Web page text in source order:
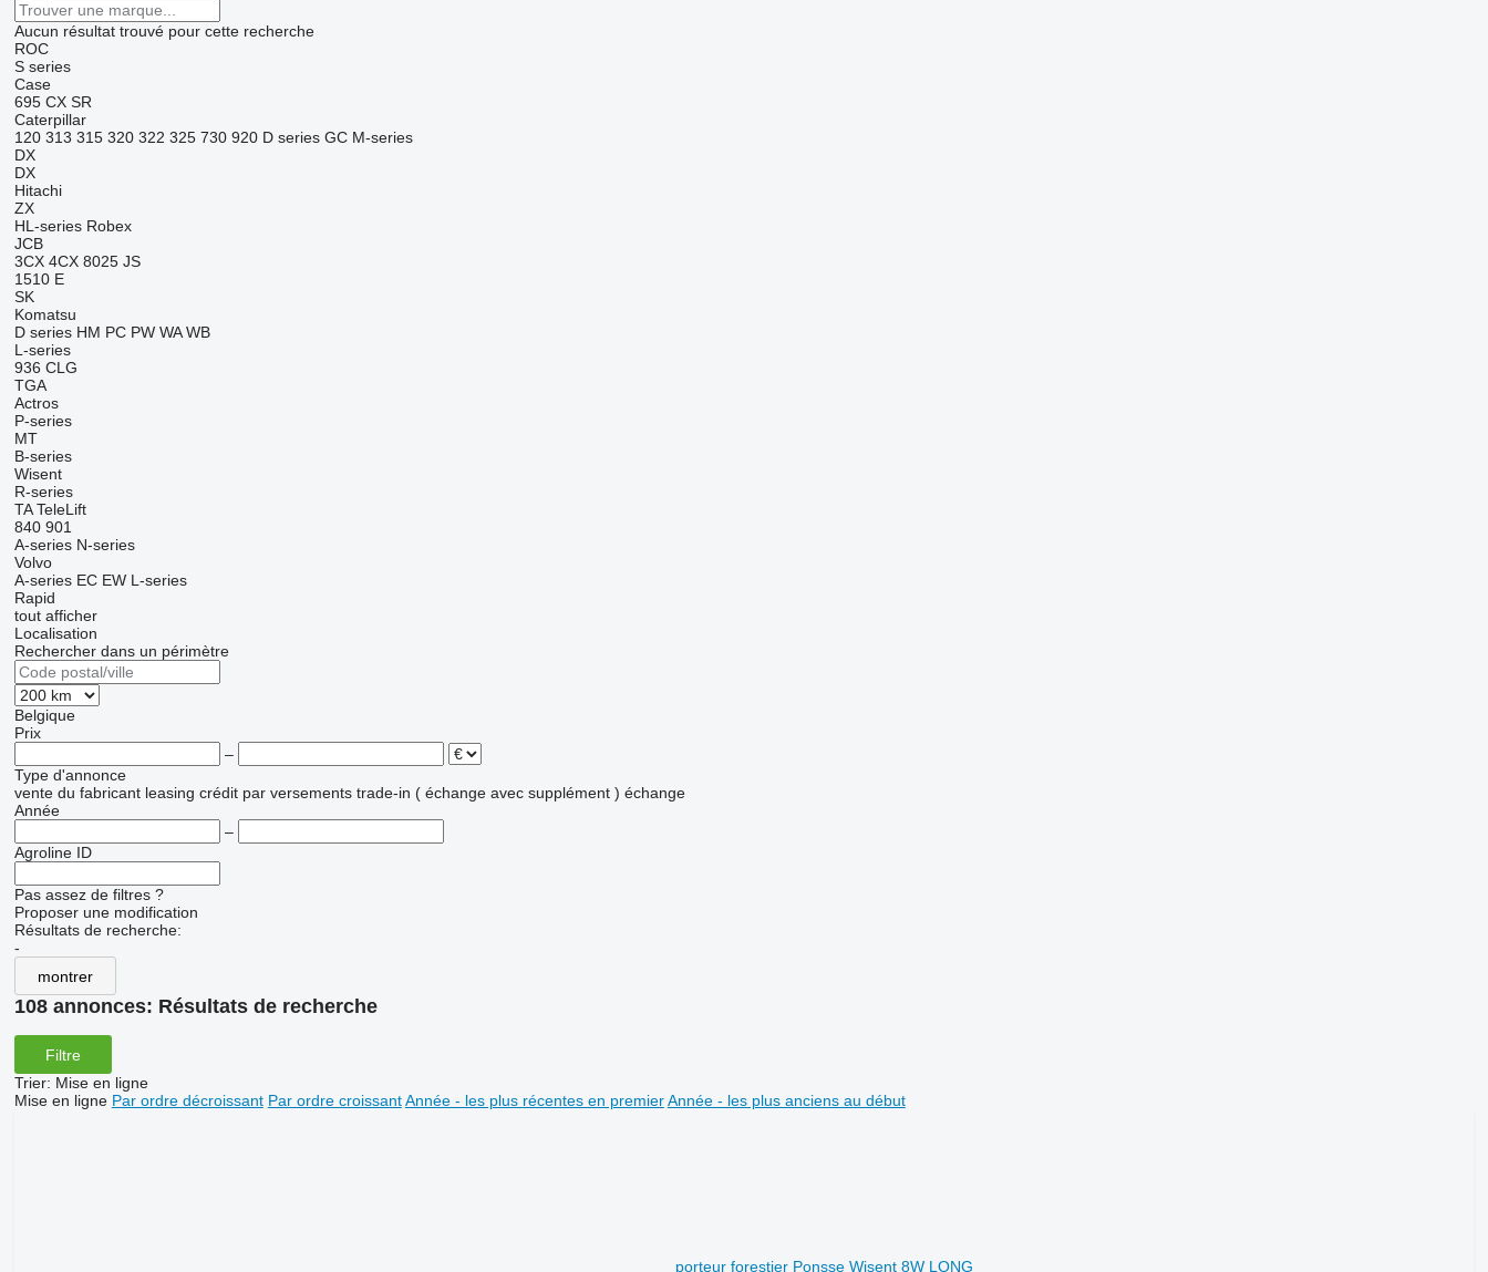
Aucun résultat trouvé pour cette recherche
ROC
S series
Case
695 CX SR
Caterpillar
120 313 315 320 322 325 730 920 D series GC M-series
DX
DX
Hitachi
ZX
HL-series Robex
JCB
3CX 4CX 8025 JS
1510 E
SK
Komatsu
D series HM PC PW WA WB
L-series
936 CLG
TGA
Actros
P-series
MT
B-series
Wisent
R-series
TA TeleLift
840 901
A-series N-series
Volvo
A-series EC EW L-series
Rapid
tout afficher
Localisation
Rechercher dans un périmètre
Belgique
Prix
–
Type d'annonce
vente du fabricant leasing crédit par versements trade-in ( échange avec supplément ) échange
Année
–
Agroline ID
Pas assez de filtres ?
Proposer une modification
Résultats de recherche:
-
montrer
108 annonces: Résultats de recherche
Filtre
Trier: Mise en ligne
Mise en ligne Par ordre décroissant Par ordre croissant Année - les plus récentes en premier Année - les plus anciens au début
porteur forestier Ponsse Wisent 8W LONG